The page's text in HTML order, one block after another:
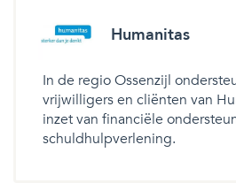
Humanitas
In de regio Ossenzijl
vrijwilligers en cliënten van
inzet van financiële
schuldhulpverlening.